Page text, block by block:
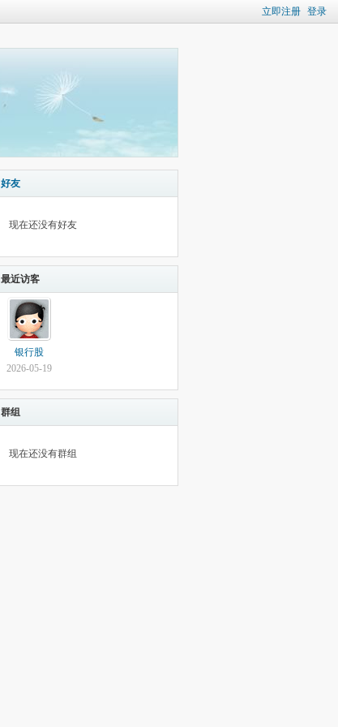
立即注册 登录
好友
现在还没有好友
最近访客
银行股
2026-05-19
群组
现在还没有群组